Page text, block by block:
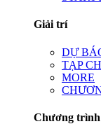
Giải trí
DỰ
TẠP
MORE
Chương trình